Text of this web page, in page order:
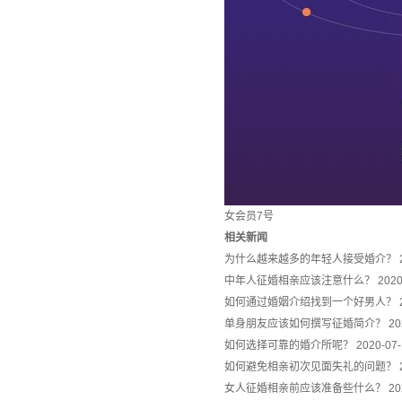
女会员7号
相关新闻
为什么越来越多的年轻人接受婚介？
中年人征婚相亲应该注意什么？
如何通过婚姻介绍找到一个好男人？
单身朋友应该如何撰写征婚简介？
如何选择可靠的婚介所呢？
2020-
如何避免相亲初次见面失礼的问题？
女人征婚相亲前应该准备些什么？